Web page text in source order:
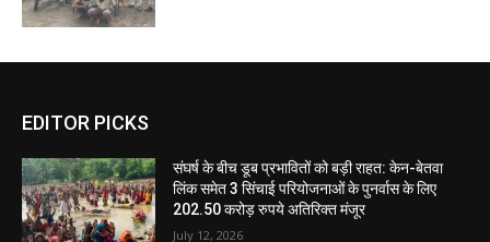
EDITOR PICKS
संघर्ष के बीच डूब प्रभावितों को बड़ी राहत: केन-बेतवा
लिंक समेत 3 सिंचाई परियोजनाओं के पुनर्वास के लिए
202.50 करोड़ रुपये अतिरिक्त मंजूर
July 12, 2026